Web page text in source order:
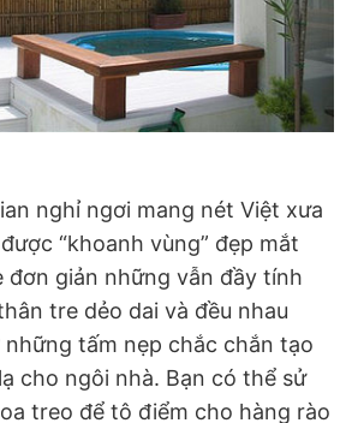
nghỉ ngơi mang nét Việt xưa
“khoanh vùng” đẹp mắt
đơn giản những vẫn đầy tính
tre dẻo dai và đều nhau
tấm nẹp chắc chắn tạo
cho ngôi nhà. Bạn có thể sử
treo để tô điểm cho hàng rào